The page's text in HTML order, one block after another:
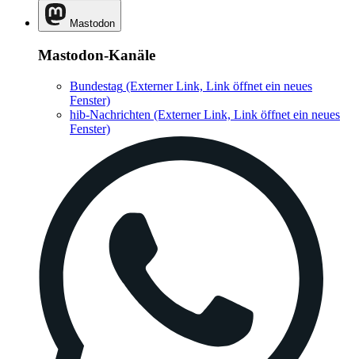
Mastodon
Mastodon-Kanäle
Bundestag (Externer Link, Link öffnet ein neues
Fenster)
hib-Nachrichten (Externer Link, Link öffnet ein neues
Fenster)